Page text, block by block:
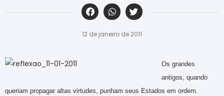
‎ ‎ ‎ ‎ ‎ ‎ ‎ ‎ ‎ ‎ ‎ ‎ ‎ ‎ ‎ ‎ ‎ ‎ ‎ ‎ ‎ ‎ ‎ ‎ ‎ ‎ ‎ ‎ ‎ ‎ ‎
12 de janeiro de 2011
Os grandes
antigos, quando
queriam propagar altas virtudes, punham seus Estados em ordem.